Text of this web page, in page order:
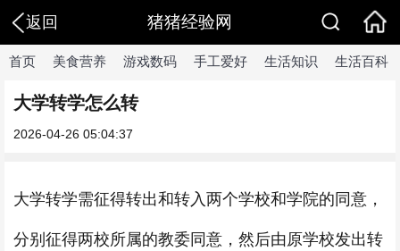
返回 猪猪经验网
首页 美食营养 游戏数码 手工爱好 生活知识 生活百科
大学转学怎么转
2026-04-26 05:04:37
大学转学需征得转出和转入两个学校和学院的同意，
分别征得两校所属的教委同意，然后由原学校发出转